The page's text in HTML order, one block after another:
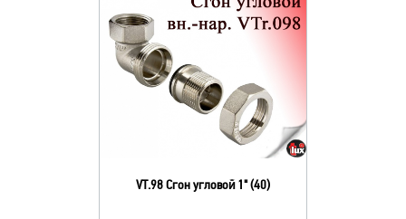
VT.98 Сгон угловой 1" (40)